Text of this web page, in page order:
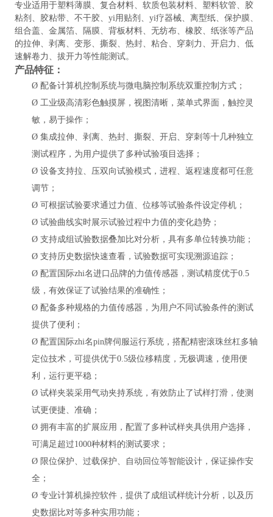
专业适用于塑料薄膜、复合材料、软质包装材料、塑料软管、胶
粘剂、胶粘带、不干胶、yi用贴剂、yi疗器械、离型纸、保护膜、
组合盖、金属箔、隔膜、背板材料、无纺布、橡胶、纸张等产品
的拉伸、剥离、变形、撕裂、热封、粘合、穿刺力、开启力、低
速解卷力、拔开力等性能测试。
产品特征：
Ø 配备计算机控制系统与微电脑控制系统双重控制方式；
Ø 工业级高清彩色触摸屏，视图清晰，菜单式界面，触控灵
敏，易于操作；
Ø 集成拉伸、剥离、热封、撕裂、开启、穿刺等十几种独立
测试程序，为用户提供了多种试验项目选择；
Ø 设备支持拉、压双向试验模式，进程、返程速度都可任意
调节；
Ø 可根据试验要求通过力值、位移等试验条件设定停机；
Ø 试验曲线实时展示试验过程中力值的变化趋势；
Ø 支持成组试验数据叠加比对分析，具有多单位转换功能；
Ø 支持历史数据快速查看，试验数据可实现溯源追踪；
Ø 配置国际zhi名进口品牌的力值传感器，测试精度优于0.5
级，有效保证了试验结果的准确性；
Ø 配备多种规格的力值传感器，为用户不同试验条件的测试
提供了便利；
Ø 配置国际zhi名pin牌伺服运行系统，搭配精密滚珠丝杠多轴
定位技术，可提供优于0.5级位移精度，无极调速，使用便
利，运行更平稳；
Ø 试样夹装采用气动夹持系统，有效防止了试样打滑，使测
试更便捷、准确；
Ø 拥有丰富的扩展应用，配置了多种试样夹具供用户选择，
可满足超过1000种材料的测试要求；
Ø 限位保护、过载保护、自动回位等智能设计，保证操作安
全；
Ø 专业计算机操控软件，提供了成组试样统计分析，以及历
史数据比对等多种实用功能；